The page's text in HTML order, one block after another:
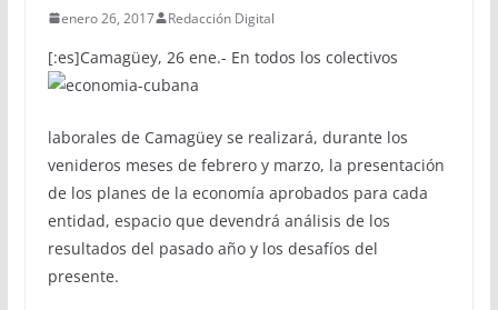
enero 26, 2017 Redacción Digital
[:es]Camagüey, 26 ene.- En todos los colectivos
laborales de Camagüey se realizará, durante los
venideros meses de febrero y marzo, la presentación
de los planes de la economía aprobados para cada
entidad, espacio que devendrá análisis de los
resultados del pasado año y los desafíos del
presente.